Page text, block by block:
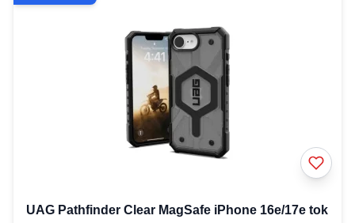
UAG Pathfinder Clear MagSafe iPhone 16e/17e tok